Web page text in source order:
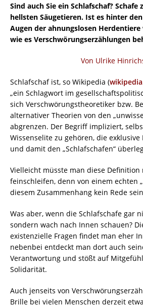
Sind auch Sie ein Schlafschaf?
hellsten Säugetieren. Ist es hinter
Augen der ahnungslosen
wie es Verschwörungserzählungen
Von Ulrike
Schlafschaf ist, so Wikipedia (
„ein Schlagwort im
sich Verschwörungstheoretiker bzw.
alternativer Theorien von den
abgrenzen. Der Begriff impliziert,
Wissenselite zu gehören, die
und damit den „Schlafschafen“
Vielleicht müsste man diese Definition
feinschleifen, denn von einem echten
diesem Zusammenhang kein Rede
Was aber, wenn die Schlafschafe gar
sondern wach nach Innen schauen?
existenzielle Fragen findet man eher
nebenbei entdeckt man dort auch
Verantwortung und stößt auf
Solidarität.
Auch jenseits von
Brille bei vielen Menschen derzeit